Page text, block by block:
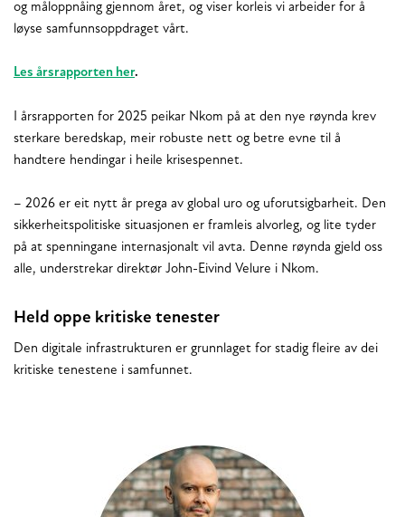
og måloppnåing gjennom året, og viser korleis vi arbeider for å
løyse samfunnsoppdraget vårt.
Les årsrapporten her.
I årsrapporten for 2025 peikar Nkom på at den nye røynda krev
sterkare beredskap, meir robuste nett og betre evne til å
handtere hendingar i heile krisespennet.
– 2026 er eit nytt år prega av global uro og uforutsigbarheit. Den
sikkerheitspolitiske situasjonen er framleis alvorleg, og lite tyder
på at spenningane internasjonalt vil avta. Denne røynda gjeld oss
alle, understrekar direktør John-Eivind Velure i Nkom.
Held oppe kritiske tenester
Den digitale infrastrukturen er grunnlaget for stadig fleire av dei
kritiske tenestene i samfunnet.